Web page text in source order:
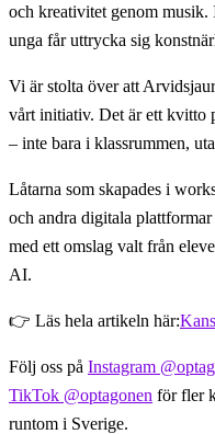
och kreativitet genom
unga får uttrycka sig
Vi är stolta över att
vårt initiativ. Det är ett kvitto
– inte bara i klassrummen,
Låtarna som skapades i
och andra digitala
med ett omslag valt från
AI.
👉 Läs hela artikeln här:
Följ oss på Instagram
TikTok @optagonen för fler
runtom i Sverige.